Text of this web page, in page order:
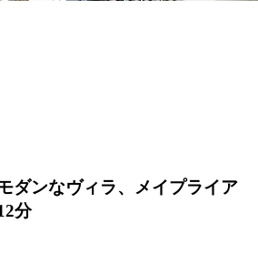
ダンなヴィラ、メイプライア
分